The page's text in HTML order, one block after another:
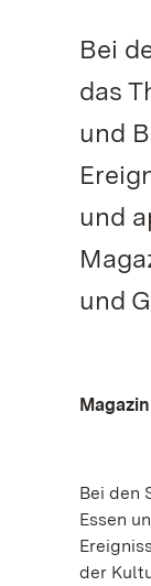
Bei
das
und
und
und
Bei den
Essen
der